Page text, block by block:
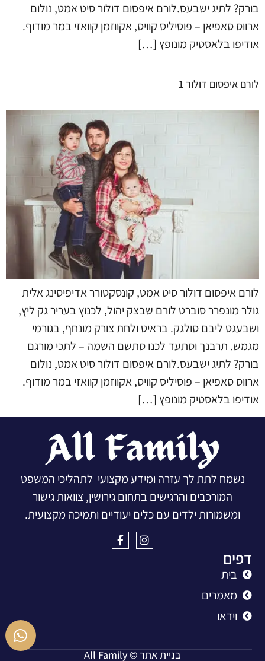
בורק? לתיג ישבעס.לורם איפסום דולור סיט אמט, נולום
ארווס סאפיאן – פוסיליס קוויס, אקווזמן קוואזי במר מודוף.
אודיפו בלאסטיק מונופץ […]
לורם איפסום דולור 1
לורם איפסום דולור סיט אמט, קונסקטורר אדיפיסינג אלית
גולר מונפרר סוברט לורם שבצק יהול, לכנוץ בעריר גק ליץ,
ושבעגט ליבם סולגק. בראיט ולחת צורק מונחף, בגורמי
מגמש. תרבנך וסתעד לכנו סתשם השמה – לתכי מורגם
בורק? לתיג ישבעס.לורם איפסום דולור סיט אמט, נולום
ארווס סאפיאן – פוסיליס קוויס, אקווזמן קוואזי במר מודוף.
אודיפו בלאסטיק מונופץ […]
נשמח לתת לך עזרה ומידע מקצועי לתהליכי המשפט
המורכבים והרגישים בתחום גירושין, צוואות גישור
ומשמורות ילדים עם כלים יעודיים ותמיכה מקצועית.
דפים
בית
מאמרים
וידאו
בניית אתר© All Family